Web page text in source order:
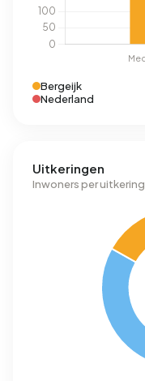
Bergeijk
Nederland
Uitkeringen
Inwoners per uitkering